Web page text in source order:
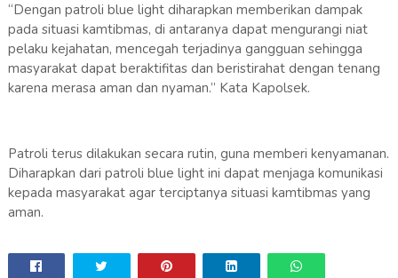
“Dengan patroli blue light diharapkan memberikan dampak
pada situasi kamtibmas, di antaranya dapat mengurangi niat
pelaku kejahatan, mencegah terjadinya gangguan sehingga
masyarakat dapat beraktifitas dan beristirahat dengan tenang
karena merasa aman dan nyaman.” Kata Kapolsek.
Patroli terus dilakukan secara rutin, guna memberi kenyamanan.
Diharapkan dari patroli blue light ini dapat menjaga komunikasi
kepada masyarakat agar terciptanya situasi kamtibmas yang
aman.